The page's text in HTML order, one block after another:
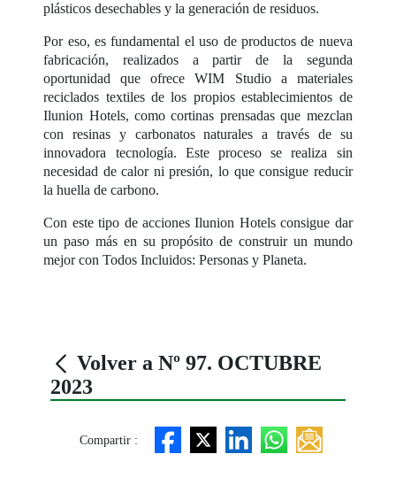
plásticos desechables y la generación de residuos.
Por eso, es fundamental el uso de productos de nueva
fabricación, realizados a partir de la segunda
oportunidad que ofrece WIM Studio a materiales
reciclados textiles de los propios establecimientos de
Ilunion Hotels, como cortinas prensadas que mezclan
con resinas y carbonatos naturales a través de su
innovadora tecnología. Este proceso se realiza sin
necesidad de calor ni presión, lo que consigue reducir
la huella de carbono.
Con este tipo de acciones Ilunion Hotels consigue dar
un paso más en su propósito de construir un mundo
mejor con Todos Incluidos: Personas y Planeta.
Volver a Nº 97. OCTUBRE
2023
Compartir :